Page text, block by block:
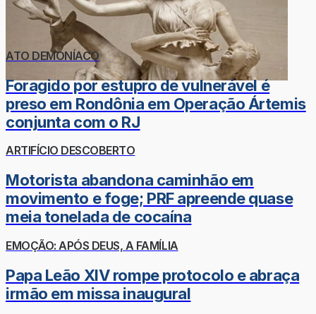
ATO DEMONÍACO
Foragido por estupro de vulnerável é
preso em Rondônia em Operação Ártemis
conjunta com o RJ
ARTIFÍCIO DESCOBERTO
Motorista abandona caminhão em
movimento e foge; PRF apreende quase
meia tonelada de cocaína
EMOÇÃO: APÓS DEUS, A FAMÍLIA
Papa Leão XIV rompe protocolo e abraça
irmão em missa inaugural